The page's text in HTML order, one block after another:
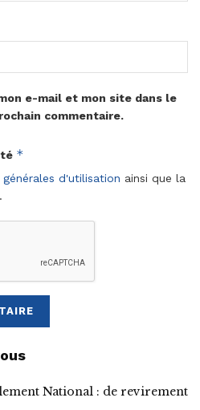
e-mail et mon site dans le
commentaire.
*
d'utilisation ainsi que la
.
National : de revirement